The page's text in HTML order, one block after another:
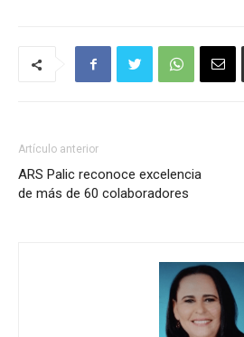
Artículo anterior
ARS Palic reconoce excelencia
de más de 60 colaboradores